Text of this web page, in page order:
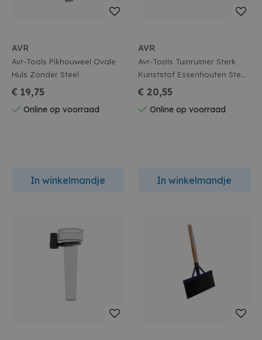
AVR
Avr-Tools Pikhouweel Ovale
Huls Zonder Steel
€ 19,75
Online op voorraad
In winkelmandje
AVR
Avr-Tools Tuinruimer Sterk
Kunststof Essenhouten Steel
1.40M
€ 20,55
Online op voorraad
In winkelmandje